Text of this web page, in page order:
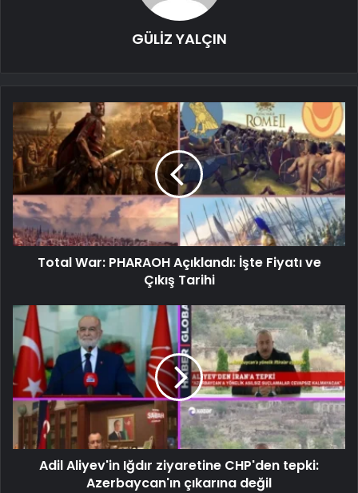
GÜLİZ YALÇIN
Total War: PHARAOH Açıklandı: İşte Fiyatı ve
Çıkış Tarihi
Adil Aliyev'in Iğdır ziyaretine CHP'den tepki:
Azerbaycan'ın çıkarına değil